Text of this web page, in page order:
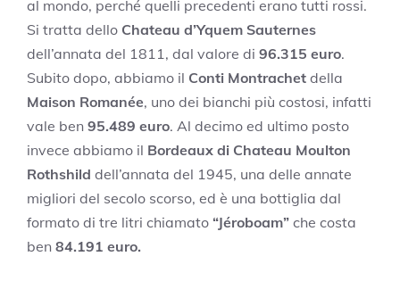
al mondo, perché quelli precedenti erano tutti rossi.
Si tratta dello Chateau d’Yquem Sauternes
dell’annata del 1811, dal valore di 96.315 euro.
Subito dopo, abbiamo il Conti Montrachet della
Maison Romanée, uno dei bianchi più costosi, infatti
vale ben 95.489 euro. Al decimo ed ultimo posto
invece abbiamo il Bordeaux di Chateau Moulton
Rothshild dell’annata del 1945, una delle annate
migliori del secolo scorso, ed è una bottiglia dal
formato di tre litri chiamato “Jéroboam” che costa
ben 84.191 euro.